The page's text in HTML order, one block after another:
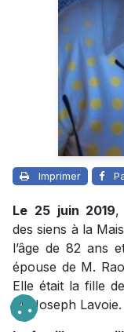
Imprimer
Le 25 juin 2019,
des siens à la
l’âge de 82 ans
épouse de M.
Elle était la fille
M. Joseph Lavoie.